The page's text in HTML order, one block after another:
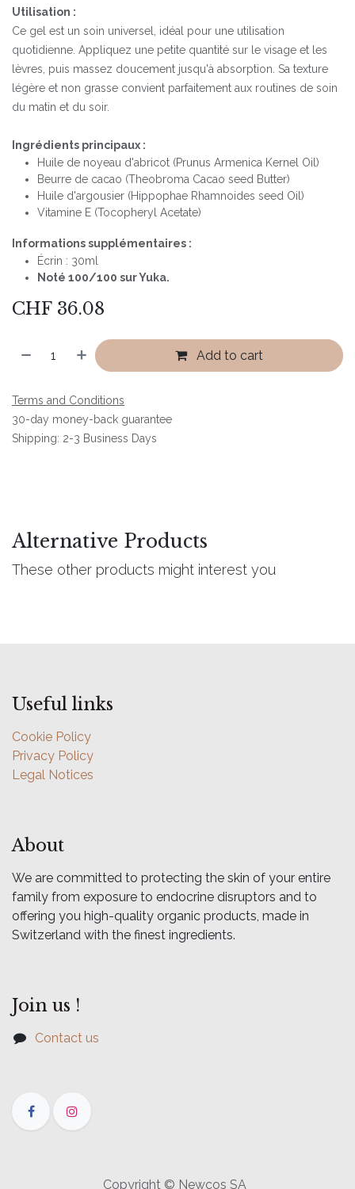
Utilisation :
Ce gel est un soin universel, idéal pour une utilisation
quotidienne. Appliquez une petite quantité sur le visage et les
lèvres, puis massez doucement jusqu'à absorption. Sa texture
légère et non grasse convient parfaitement aux routines de soin
du matin et du soir.
Ingrédients principaux :
Huile de noyeau d'abricot (Prunus Armenica Kernel Oil)
Beurre de cacao (Theobroma Cacao seed Butter)
Huile d'argousier (Hippophae Rhamnoides seed Oil)
Vitamine E (Tocopheryl Acetate)
Informations supplémentaires :
Écrin : 30ml
Noté 100/100 sur Yuka.
CHF 36.08
Add to cart
Terms and Conditions
30-day money-back guarantee
Shipping: 2-3 Business Days
Alternative Products
These other products might interest you
Useful links
Cookie Policy
Privacy Policy
Legal Notices
About
We are committed to protecting the skin of your entire
family from exposure to endocrine disruptors and to
offering you high-quality organic products, made in
Switzerland with the finest ingredients.
Join us !
Contact us
Copyright © Newcos SA